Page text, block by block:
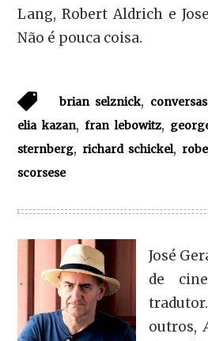
Lang, Robert Aldrich e
Não é pouca coisa.
brian selznick,
elia kazan,fran lebowitz,
sternberg, richard schickel,
scorsese
José
de
outros,